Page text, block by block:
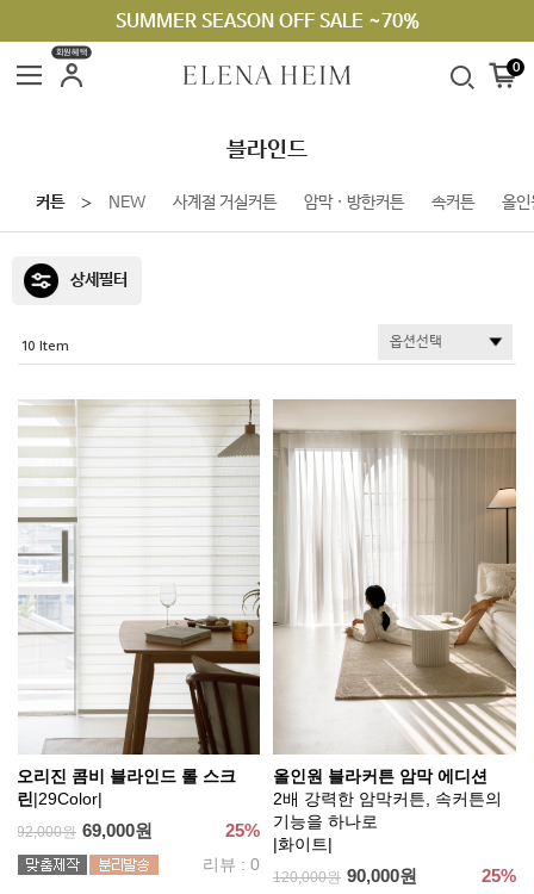
SUMMER SEASON OFF SALE ~70%
회원혜택
0
블라인드
커튼 ＞ NEW 사계절 거실커튼 암막 · 방한커튼 속커튼 올인
상세필터
10
오리진 콤비 블라인드 롤 스크
린 |29Color|
92,000원 69,000원 25%
리뷰 : 0
올인원 블라커튼 암막 에디션
2배 강력한 암막커튼, 속커튼의
기능을 하나로
|화이트|
120,000원 90,000원 25%